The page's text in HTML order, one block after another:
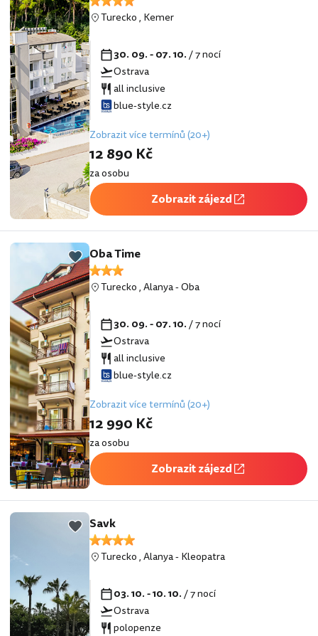
Turecko, Kemer
30. 09. - 07. 10./ 7 nocí
Ostrava
all inclusive
blue-style.cz
Zobrazit více termínů (20+)
12 890 Kč
za osobu
Zobrazit zájezd
Oba Time
Turecko,Alanya-Oba
30. 09. - 07. 10./ 7 nocí
Ostrava
all inclusive
blue-style.cz
Zobrazit více termínů (20+)
12 990 Kč
za osobu
Zobrazit zájezd
Savk
Turecko,Alanya-Kleopatra
03. 10. - 10. 10./ 7 nocí
Ostrava
polopenze